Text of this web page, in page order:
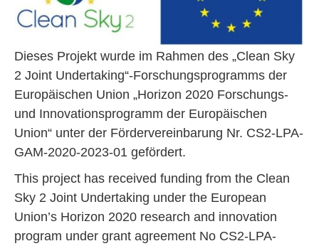
Dieses Projekt wurde im Rahmen des „Clean Sky
2 Joint Undertaking“-Forschungsprogramms der
Europäischen Union „Horizon 2020 Forschungs-
und Innovationsprogramm der Europäischen
Union“ unter der Fördervereinbarung Nr. CS2-LPA-
GAM-2020-2023-01 gefördert.
This project has received funding from the Clean
Sky 2 Joint Undertaking under the European
Union’s Horizon 2020 research and innovation
program under grant agreement No CS2-LPA-